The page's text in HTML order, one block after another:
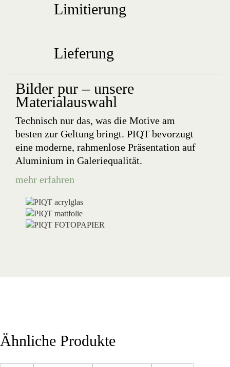
Limitierung
Lieferung
Bilder pur – unsere
Materialauswahl
Technisch nur das, was die Motive am
besten zur Geltung bringt. PIQT bevorzugt
eine moderne, rahmenlose Präsentation auf
Aluminium in Galeriequalität.
mehr erfahren
Ähnliche Produkte